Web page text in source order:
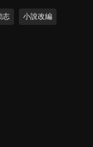
志 小說改編